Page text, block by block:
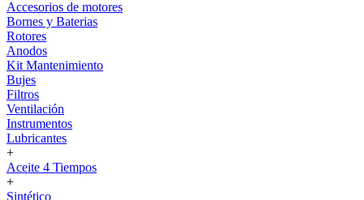
Accesorios de motores
Bornes y Baterias
Rotores
Anodos
Kit Mantenimiento
Bujes
Filtros
Ventilación
Instrumentos
Lubricantes
+
Aceite 4 Tiempos
+
Sintético